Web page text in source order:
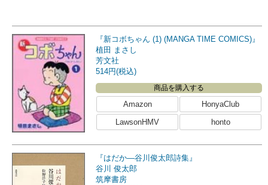
『新コボちゃん (1) (MANGA TIME COMICS)』
植田 まさし
芳文社
514円(税込)
商品を購入する
Amazon
HonyaClub
LawsonHMV
honto
『はだか―谷川俊太郎詩集』
谷川 俊太郎
筑摩書房